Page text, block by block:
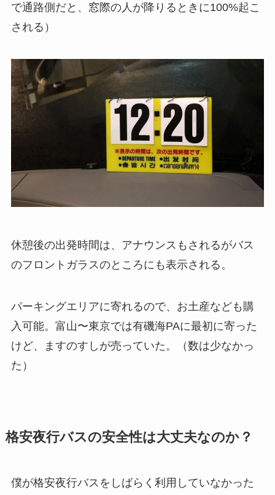
で通路側だと、窓際の人が降りるときに100%起こ
される）
休憩後の出発時間は、アナウンスもされるがバス
のフロントガラスのところにも表示される。
パーキングエリアに寄れるので、お土産なども購
入可能。富山〜東京では有磯海PAに最初に寄った
けど、ますのすしが売っていた。（数は少なかっ
た）
格安夜行バスの安全性は大丈夫なのか？
僕が格安夜行バスをしばらく利用していなかった